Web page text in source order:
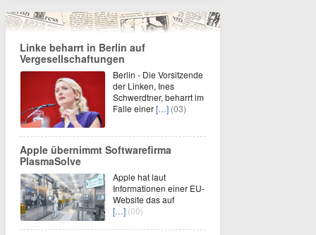
Linke beharrt in Berlin auf
Vergesellschaftungen
Berlin - Die Vorsitzende
der Linken, Ines
Schwerdtner, beharrt im
Falle einer[…] (03)
Apple übernimmt Softwarefirma
PlasmaSolve
Apple hat laut
Informationen einer EU-
Website das auf
[…] (00)